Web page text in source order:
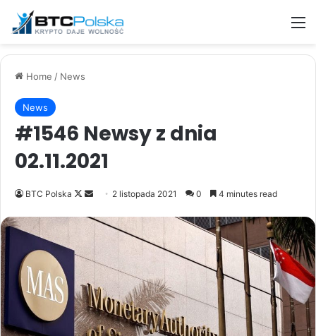
Home / News
News
#1546 Newsy z dnia
02.11.2021
BTC Polska
Follow
Send
email
2 listopada 2021 0 4 minutes read